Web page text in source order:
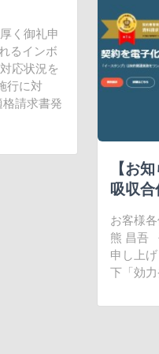
く御礼申
るインボ
応状況を
行に対
請求書発
【お
吸収
お客様
熊 昌吾
申し上
下「効